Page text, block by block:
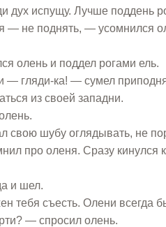
дух испущу. Лучше поддень
— не поднять, — усомнился
олень и поддел рогами ель.
гляди-ка! — сумел
из своей западни.
свою шубу оглядывать, не
про оленя. Сразу кинулся
и шел.
съесть. Олени всегда
— спросил олень.